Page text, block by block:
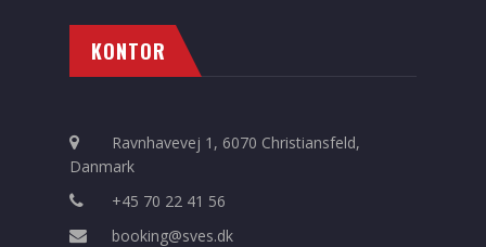
KONTOR
Ravnhavevej 1, 6070 Christiansfeld,
Danmark
+45 70 22 41 56
booking@sves.dk